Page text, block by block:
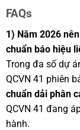
FAQs
1) Năm 2026
chuẩn báo hiệu
Trong đa số dự
QCVN 41 phiên
chuẩn dải phân
QCVN 41 đang
hành.